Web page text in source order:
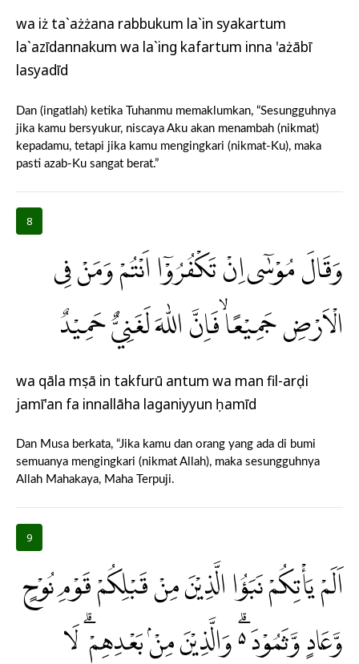
wa iż ta`ażżana rabbukum la`in syakartum
la`azīdannakum wa la`ing kafartum inna 'ażābī
lasyadīd
Dan (ingatlah) ketika Tuhanmu memaklumkan, “Sesungguhnya
jika kamu bersyukur, niscaya Aku akan menambah (nikmat)
kepadamu, tetapi jika kamu mengingkari (nikmat-Ku), maka
pasti azab-Ku sangat berat.”
8
وَقَالَ مُوْسٰٓى اِنْ تَكْفُرُوْٓا اَنْتُمْ وَمَنْ فِى
الْاَرْضِ جَمِيْعًا ۙفَاِنَّ اللّٰهَ لَغَنِيٌّ حَمِيْدٌ
wa qāla mụsā in takfurū antum wa man fil-arḍi
jamī'an fa innallāha laganiyyun ḥamīd
Dan Musa berkata, “Jika kamu dan orang yang ada di bumi
semuanya mengingkari (nikmat Allah), maka sesungguhnya
Allah Mahakaya, Maha Terpuji.
9
اَلَمْ يَأْتِكُمْ نَبَؤُا الَّذِيْنَ مِنْ قَبْلِكُمْ قَوْمِ نُوْحٍ
وَّعَادٍ وَّثَمُوْدَ ەۗ وَالَّذِيْنَ مِنْۢ بَعْدِهِمْ ۗ لَا